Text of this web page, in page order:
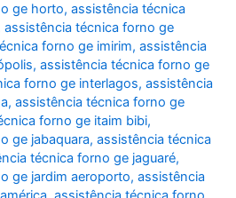
ge horto,assistência técnica
assistência técnica forno ge
forno ge imirim,assistência
,assistência técnica forno ge
forno ge interlagos,assistência
,assistência técnica forno ge
forno ge itaim bibi,
ge jabaquara,assistência técnica
técnica forno ge jaguaré,
ge jardim aeroporto,assistência